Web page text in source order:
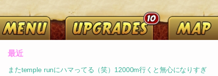
最近
またtemple runにハマってる（笑）12000m行くと無心になりすぎ